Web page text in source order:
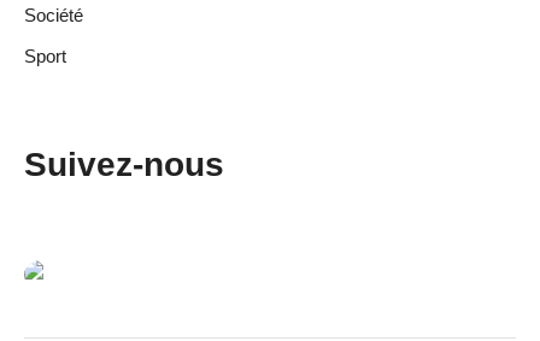
Société
Sport
Suivez-nous